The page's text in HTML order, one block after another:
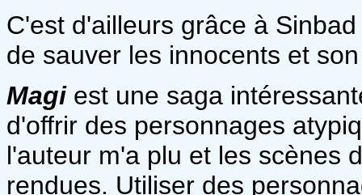
C'est d'ailleurs grâce à
de sauver les innocents et
Magi est une saga
d'offrir des personnages
l'auteur m'a plu et les scènes
rendues. Utiliser des